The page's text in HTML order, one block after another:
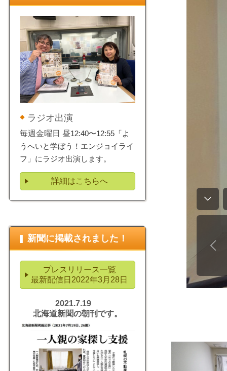
ラジオ出演
毎週金曜日 昼12:40〜12:55「よ
うへいと学ぼう！エンジョイライ
フ」にラジオ出演します。
詳細はこちらへ
新聞に掲載されました！
プレスリリース一覧
最新配信日2022年3月28日
2021.7.19
北海道新聞の朝刊です。